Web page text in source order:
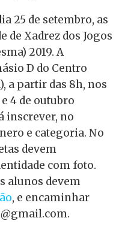
25 de setembro, as
de Xadrez dos Jogos
2019. A
D do Centro
a partir das 8h, nos
4 de outubro
inscrever, no
e categoria. No
devem
com foto.
alunos devem
, e encaminhar